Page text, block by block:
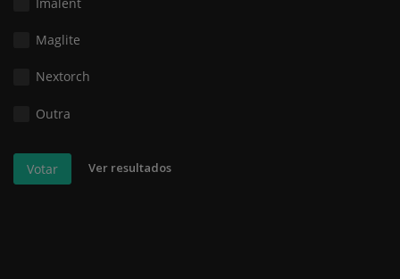
Maglite
Nextorch
Outra
Votar Ver resultados